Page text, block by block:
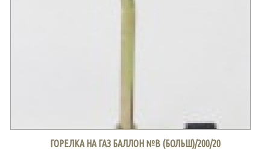
ГОРЕЛКА НА ГАЗ БАЛЛОН №В (БОЛЬШ)/200/20